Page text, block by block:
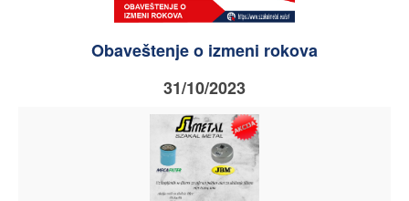
Obaveštenje o izmeni rokova
31/10/2023